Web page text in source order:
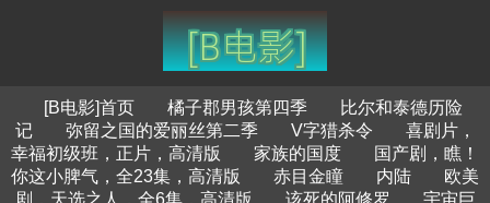
[B电影]首页 橘子郡男孩第四季
比尔和泰德历险
记
弥留之国的爱丽丝第二季 V字猎杀令
喜剧片，
幸福初级班，正片，高清版
家族的国度
国产剧，瞧！
你这小脾气，全23集，高清版
赤目金瞳 内陆
欧美
剧，天选之人，全6集，高清版
该死的阿修罗
宇宙巨